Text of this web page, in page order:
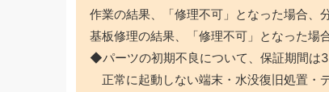
作業の結果、「修理不可」となった場合、
基板修理の結果、「修理不可」となった場
◆パーツの初期不良について、保証期間は3
正常に起動しない端末・水没復旧処置・